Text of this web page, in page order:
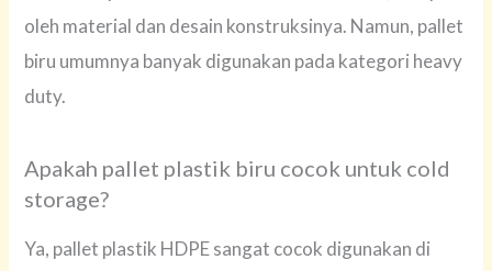
oleh material dan desain konstruksinya. Namun, pallet
biru umumnya banyak digunakan pada kategori heavy
duty.
Apakah pallet plastik biru cocok untuk cold
storage?
Ya, pallet plastik HDPE sangat cocok digunakan di